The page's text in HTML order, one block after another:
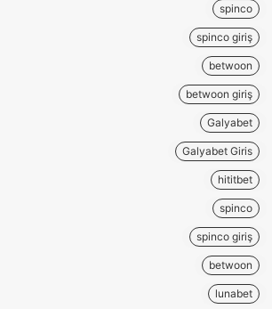
spinco
spinco giriş
betwoon
betwoon giriş
Galyabet
Galyabet Giris
hititbet
spinco
spinco giriş
betwoon
lunabet